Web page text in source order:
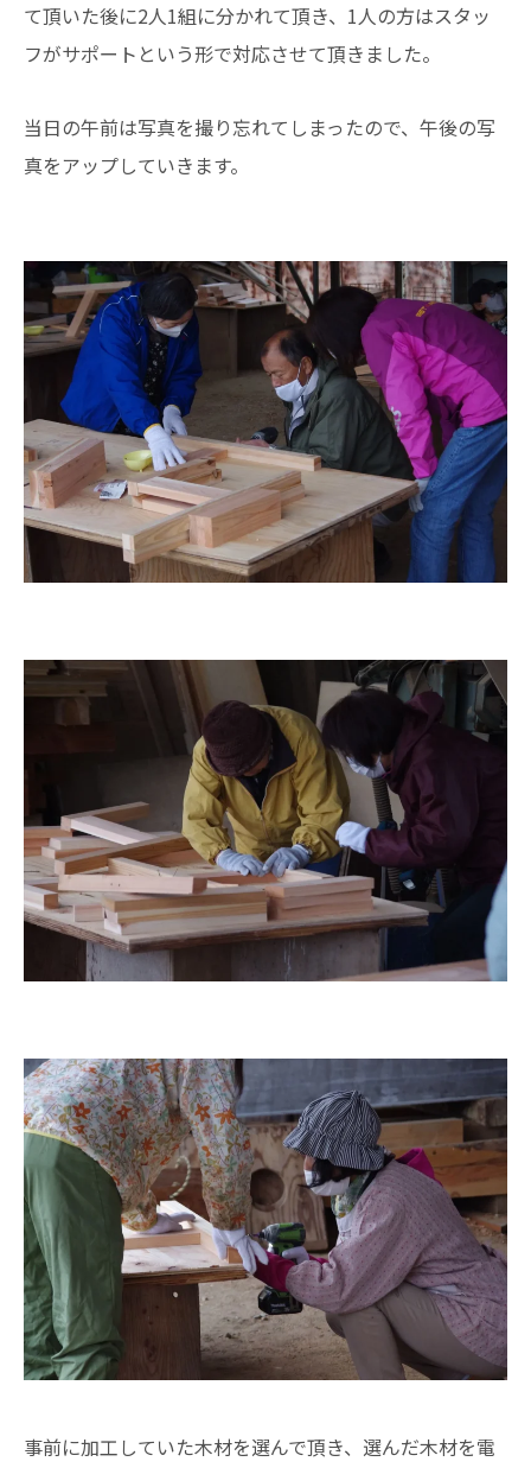
て頂いた後に2人1組に分かれて頂き、1人の方はスタッ
フがサポートという形で対応させて頂きました。
当日の午前は写真を撮り忘れてしまったので、午後の写
真をアップしていきます。
事前に加工していた木材を選んで頂き、選んだ木材を電